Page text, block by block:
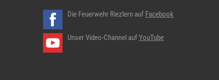
Die Feuerwehr Riezlern auf Facebook
Unser Video-Channel aufYouTube